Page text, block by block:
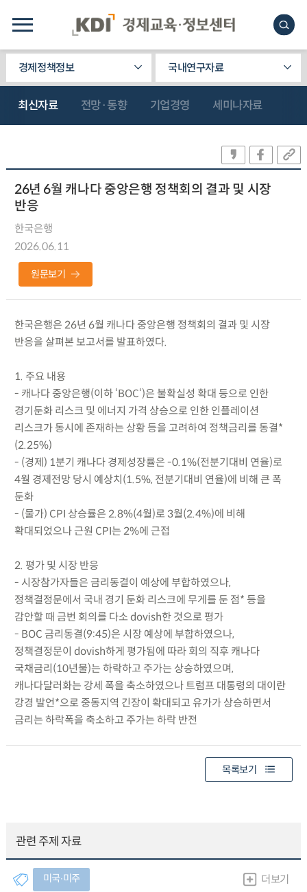
경제정책정보 국내연구자료
최신자료 전망·동향 기업경영 세미나자료
26년 6월 캐나다 중앙은행 정책회의 결과 및 시장
반응
한국은행
2026.06.11
원문보기
한국은행은 26년 6월 캐나다 중앙은행 정책회의 결과 및 시장
반응을 살펴본 보고서를 발표하였다.
1. 주요 내용
- 캐나다 중앙은행(이하 ‘BOC‘)은 불확실성 확대 등으로 인한
경기둔화 리스크 및 에너지 가격 상승으로 인한 인플레이션
리스크가 동시에 존재하는 상황 등을 고려하여 정책금리를 동결*
(2.25%)
- (경제) 1분기 캐나다 경제성장률은 -0.1%(전분기대비 연율)로
4월 경제전망 당시 예상치(1.5%, 전분기대비 연율)에 비해 큰 폭
둔화
- (물가) CPI 상승률은 2.8%(4월)로 3월(2.4%)에 비해
확대되었으나 근원 CPI는 2%에 근접
2. 평가 및 시장 반응
- 시장참가자들은 금리동결이 예상에 부합하였으나,
정책결정문에서 국내 경기 둔화 리스크에 무게를 둔 점* 등을
감안할 때 금번 회의를 다소 dovish한 것으로 평가
- BOC 금리동결(9:45)은 시장 예상에 부합하였으나,
정책결정문이 dovish하게 평가됨에 따라 회의 직후 캐나다
국채금리(10년물)는 하락하고 주가는 상승하였으며,
캐나다달러화는 강세 폭을 축소하였으나 트럼프 대통령의 대이란
강경 발언*으로 중동지역 긴장이 확대되고 유가가 상승하면서
금리는 하락폭을 축소하고 주가는 하락 반전
목록보기
관련 주제 자료
미국∙미주 더보기